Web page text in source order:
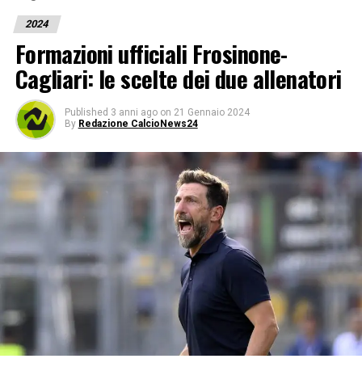
2024
Formazioni ufficiali Frosinone-
Cagliari: le scelte dei due allenatori
Published 3 anni ago on 21 Gennaio 2024
By Redazione CalcioNews24